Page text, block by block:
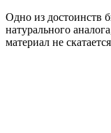
Одно из достоинств
натурального
материал не